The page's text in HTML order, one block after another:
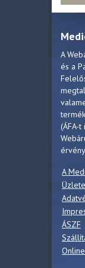
A
és a
(ÁFA-
A
ÁSZF